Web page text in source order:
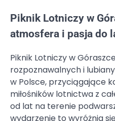
Piknik Lotniczy w
atmosfera i pasja do
Piknik Lotniczy w
rozpoznawalnych i
w Polsce, przyciągające
miłośników lotnictwa z
od lat na terenie
wydarzenie to wyróżnia